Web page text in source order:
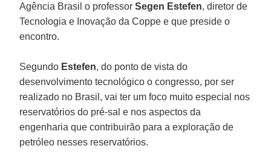
Agência Brasil o professorSegen Estefen, diretor de
Tecnologia e Inovação da Coppe e que preside o
encontro.
Segundo Estefen, do ponto de vista do
desenvolvimento tecnológico o congresso, por ser
realizado no Brasil, vai ter um foco muito especial nos
reservatórios do pré-sal e nos aspectos da
engenharia que contribuirão para a exploração de
petróleo nesses reservatórios.